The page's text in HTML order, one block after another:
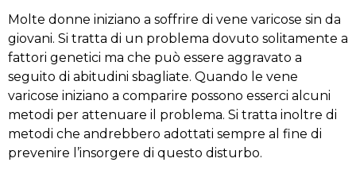
Molte donne iniziano a soffrire di vene varicose sin da
giovani. Si tratta di un problema dovuto solitamente a
fattori genetici ma che può essere aggravato a
seguito di abitudini sbagliate. Quando le vene
varicose iniziano a comparire possono esserci alcuni
metodi per attenuare il problema. Si tratta inoltre di
metodi che andrebbero adottati sempre al fine di
prevenire l’insorgere di questo disturbo.